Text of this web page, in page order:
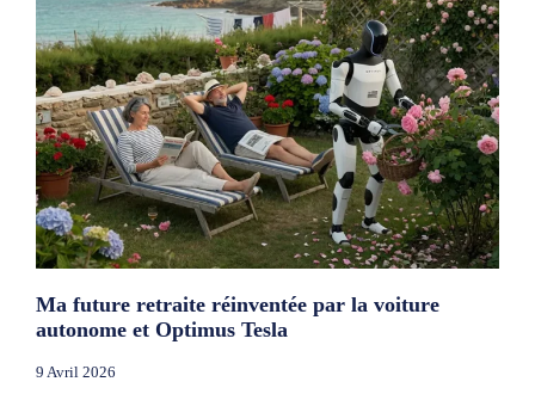
Ma future retraite réinventée par la voiture
autonome et Optimus Tesla
9 Avril 2026